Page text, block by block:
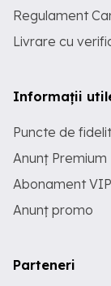
Regulament
Livrare cu
Informații
Puncte de
Anunț Premium
Abonament VIP
Anunț promo
Parteneri